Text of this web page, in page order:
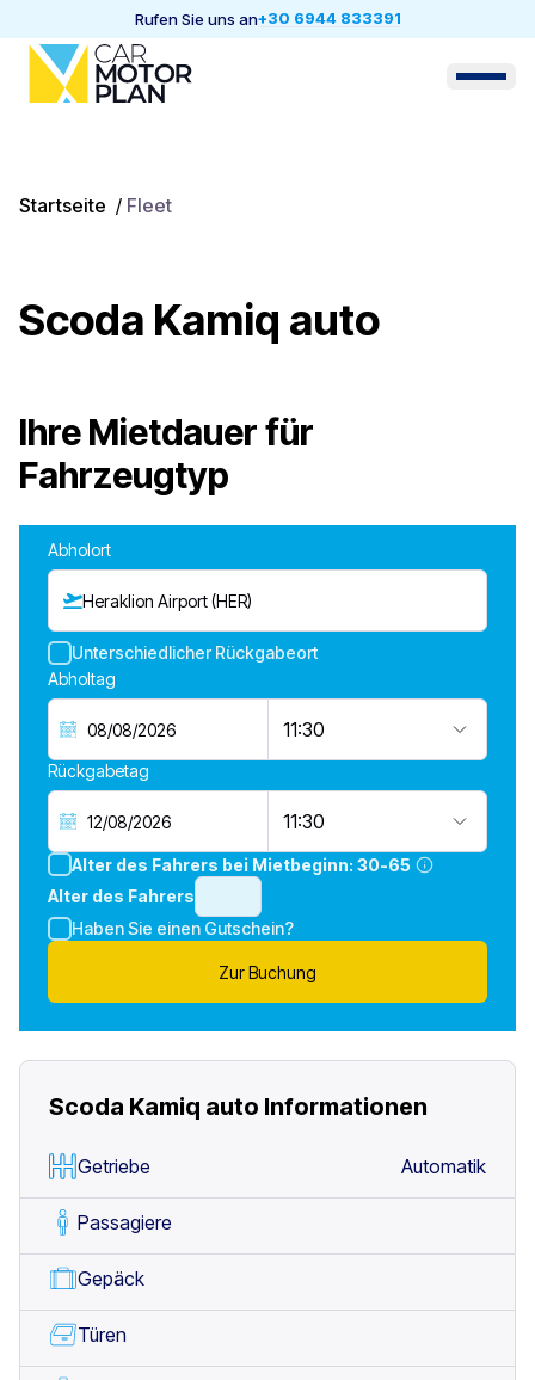
Rufen Sie uns an+30 6944 833391
Startseite / Fleet
Scoda Kamiq auto
Ihre Mietdauer für
Fahrzeugtyp
Abholort
Heraklion Airport (HER)
Unterschiedlicher Rückgabeort
Abholtag
11:30
Rückgabetag
11:30
Alter des Fahrers bei Mietbeginn: 30-65
Alter des Fahrers
Haben Sie einen Gutschein?
Zur Buchung
Scoda Kamiq auto Informationen
Getriebe Automatik
Passagiere
Gepäck
Türen